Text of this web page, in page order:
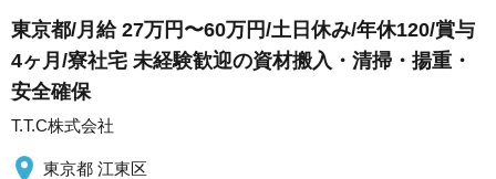
東京都/月給 27万円〜60万円/土日休み/年休120/賞与
4ヶ月/寮社宅 未経験歓迎の資材搬入・清掃・揚重・
安全確保
T.T.C株式会社
東京都 江東区